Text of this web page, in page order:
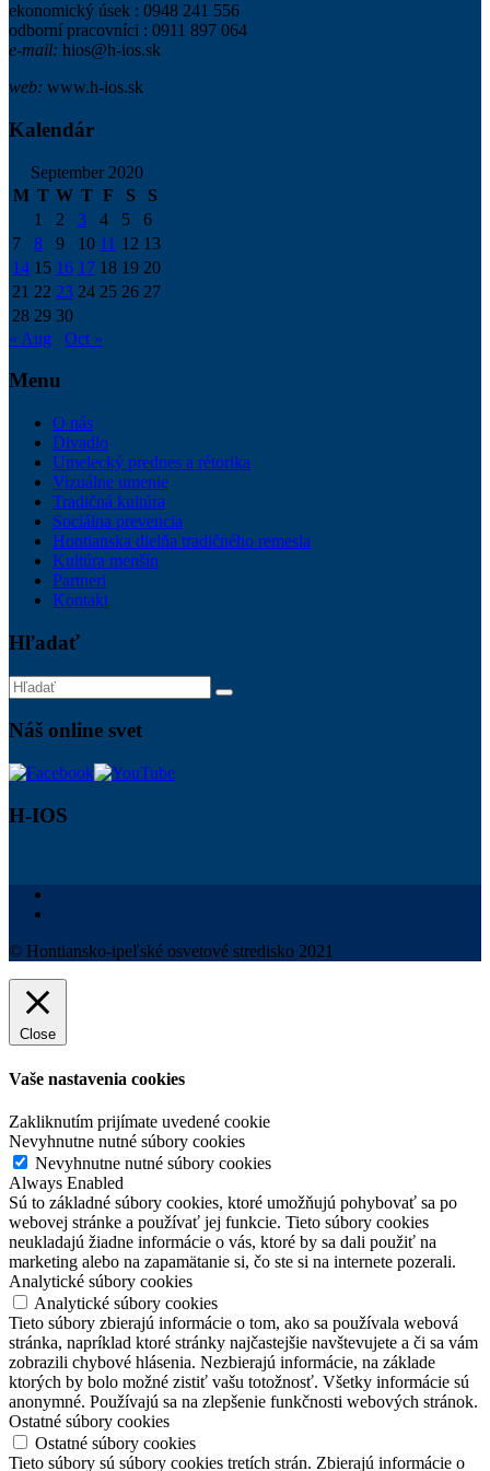
ekonomický úsek : 0948 241 556
odborní pracovníci : 0911 897 064
e-mail: hios@h-ios.sk
web: www.h-ios.sk
Kalendár
September 2020
M T W T F S
S
1
2 3 4 5
6
7
8 9 10 11 12 13
14 15 16 17 18 19 20
21 22 23 24 25 26 27
28 29 30
« Aug
Oct »
Menu
O nás
Divadlo
Umelecký prednes a rétorika
Vizuálne umenie
Tradičná kultúra
Sociálna prevencia
Hontianska dielňa tradičného remesla
Kultúra menšín
Partneri
Kontakt
Hľadať
Náš online svet
H-IOS
© Hontiansko-ipeľské osvetové stredisko 2021
Close
Vaše nastavenia cookies
Zakliknutím prijímate uvedené cookie
Nevyhnutne nutné súbory cookies
Nevyhnutne nutné súbory cookies
Always Enabled
Sú to základné súbory cookies, ktoré umožňujú pohybovať sa po
webovej stránke a používať jej funkcie. Tieto súbory cookies
neukladajú žiadne informácie o vás, ktoré by sa dali použiť na
marketing alebo na zapamätanie si, čo ste si na internete pozerali.
Analytické súbory cookies
Analytické súbory cookies
Tieto súbory zbierajú informácie o tom, ako sa používala webová
stránka, napríklad ktoré stránky najčastejšie navštevujete a či sa vám
zobrazili chybové hlásenia. Nezbierajú informácie, na základe
ktorých by bolo možné zistiť vašu totožnosť. Všetky informácie sú
anonymné. Používajú sa na zlepšenie funkčnosti webových stránok.
Ostatné súbory cookies
Ostatné súbory cookies
Tieto súbory sú súbory cookies tretích strán. Zbierajú informácie o